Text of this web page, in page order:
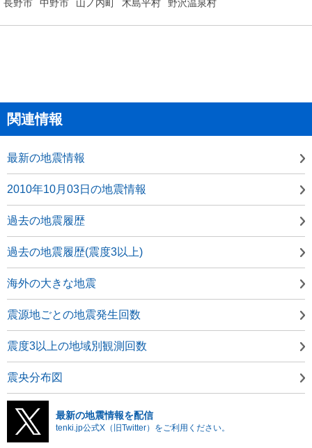
長野市 中野市 山ノ内町 木島平村 野沢温泉村
関連情報
最新の地震情報
2010年10月03日の地震情報
過去の地震履歴
過去の地震履歴(震度3以上)
海外の大きな地震
震源地ごとの地震発生回数
震度3以上の地域別観測回数
震央分布図
最新の地震情報を配信
tenki.jp公式X（旧Twitter）をご利用ください。